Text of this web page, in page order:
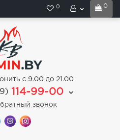
0
0
с 9.00 до 21.00
114-99-00
звонок